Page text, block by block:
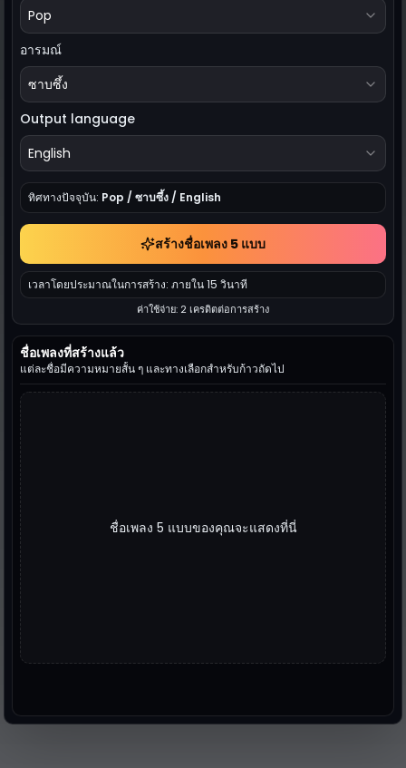
Pop
อารมณ์
ซาบซึ้ง
Output language
English
ทิศทางปัจจุบัน: Pop / ซาบซึ้ง / English
สร้างชื่อเพลง 5 แบบ
เวลาโดยประมาณในการสร้าง: ภายใน 15 วินาที
ค่าใช้จ่าย: 2 เครดิตต่อการสร้าง
ชื่อเพลงที่สร้างแล้ว
แต่ละชื่อมีความหมายสั้น ๆ และทางเลือกสำหรับก้าวถัดไป
ชื่อเพลง 5 แบบของคุณจะแสดงที่นี่